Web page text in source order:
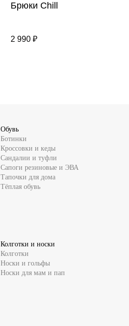
Брюки Chill
2 990 ₽
Обувь
Ботинки
Кроссовки и кеды
Сандалии и туфли
Сапоги резиновые и ЭВА
Тапочки для дома
Тёплая обувь
Колготки и носки
Колготки
Носки и гольфы
Носки для мам и пап